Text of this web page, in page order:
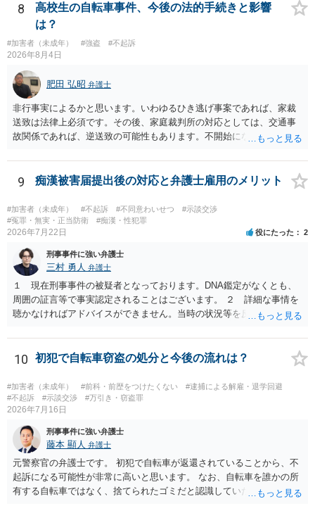
8
高校生の自転車事件、今後の法的手続きと影響
は？
#加害者（未成年） #強盗 #不起訴
2026年8月4日
肥田 弘昭 弁護士
非行事実によるかと思います。いわゆるひき逃げ事案であれば、家裁
送致は法律上必須です。その後、家庭裁判所の対応としては、交通事
故関係であれば、逆送致の可能性もあります。不開始になるかどうか
9 痴漢被害届提出後の対応と弁護士雇用のメリット
#加害者（未成年） #不起訴 #不同意わいせつ
#示談交渉
#冤罪・無実・正当防衛
#痴漢・性犯罪
2026年7月22日 役にたった 2
刑事事件に強い弁護士
三村 勇人 弁護士
１ 現在刑事事件の被疑者となっております。DNA鑑定がなくとも、
周囲の証言等で事実認定されることはございます。 ２ 詳細な事情を
聴かなければアドバイスができません。当時の状況等を反論していく
ず、当事者で解決した事例を知りません。依頼しない理由がないかと
思います。
10 初犯で自転車窃盗の処分と今後の流れは？
#加害者（未成年） #前科・前歴をつけたくない
#逮捕による解雇・退学回避
#不起訴
#示談交渉 #万引き・窃盗罪
2026年7月16日
刑事事件に強い弁護士
藤本 顯人 弁護士
元警察官の弁護士です。 初犯で自転車が返還されていることから、不
起訴になる可能性が非常に高いと思います。 なお、自転車を誰かの所
有する自転車ではなく、捨てられたゴミだと認識していた場合には占